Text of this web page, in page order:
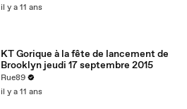
il y a 11 ans
KT Gorique à la fête de lancement de
Brooklyn jeudi 17 septembre 2015
Rue89
il y a 11 ans